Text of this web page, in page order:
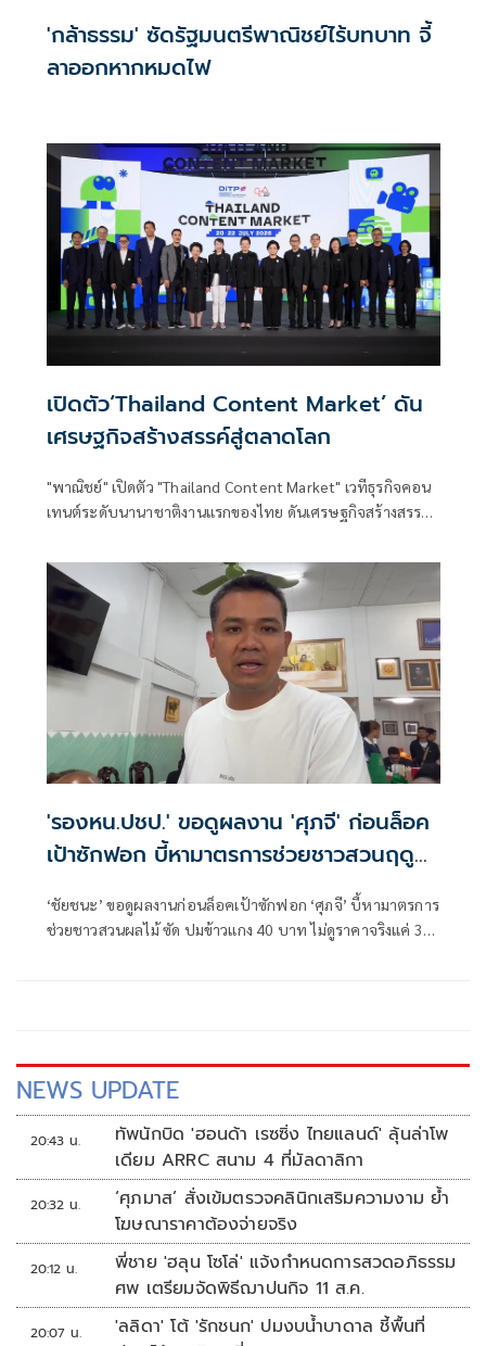
'กล้าธรรม' ซัดรัฐมนตรีพาณิชย์ไร้บทบาท จี้
ลาออกหากหมดไฟ
เปิดตัว‘Thailand Content Market’ ดัน
เศรษฐกิจสร้างสรรค์สู่ตลาดโลก
"พาณิชย์" เปิดตัว "Thailand Content Market" เวทีธุรกิจคอน
เทนต์ระดับนานาชาติงานแรกของไทย ดันเศรษฐกิจสร้างสรรค์
'รองหน.ปชป.' ขอดูผลงาน 'ศุภจี' ก่อนล็อค
เป้าซักฟอก บี้หามาตรการช่วยชาวสวนฤดู
‘ชัยชนะ’ ขอดูผลงานก่อนล็อคเป้าซักฟอก ‘ศุภจี’ บี้หามาตรการ
ช่วยชาวสวนผลไม้ ซัด ปมข้าวแกง 40 บาท ไม่ดูราคาจริงแค่ 30
NEWS UPDATE
20:43 น.
ทัพนักบิด 'ฮอนด้า เรซซิ่ง ไทยแลนด์' ลุ้นล่าโพ
เดียม ARRC สนาม 4 ที่มัลดาลิกา
20:32 น.
‘ศุภมาส’ สั่งเข้มตรวจคลินิกเสริมความงาม ย้ำ
โฆษณาราคาต้องจ่ายจริง
20:12 น.
พี่ชาย 'ฮลุน โซโล่' แจ้งกำหนดการสวดอภิธรรม
ศพ เตรียมจัดพิธีฌาปนกิจ 11 ส.ค.
20:07 น.
'ลลิดา' โต้ 'รักชนก' ปมงบน้ำบาดาล ชี้พื้นที่